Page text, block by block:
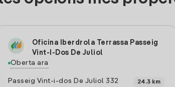
Oficina Iberdrola Terrassa Passeig
Vint-I-Dos De Juliol
Oberta ara
Passeig Vint-i-dos De Juliol 332
24.3 km